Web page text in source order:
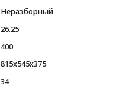
Неразборный
26.25
400
815х545x375
34